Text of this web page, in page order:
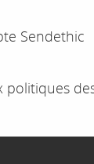
Sendethic
politiques